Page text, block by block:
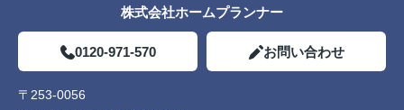
株式会社ホームプランナー
0120-971-570 お問い合わせ
〒253-0056